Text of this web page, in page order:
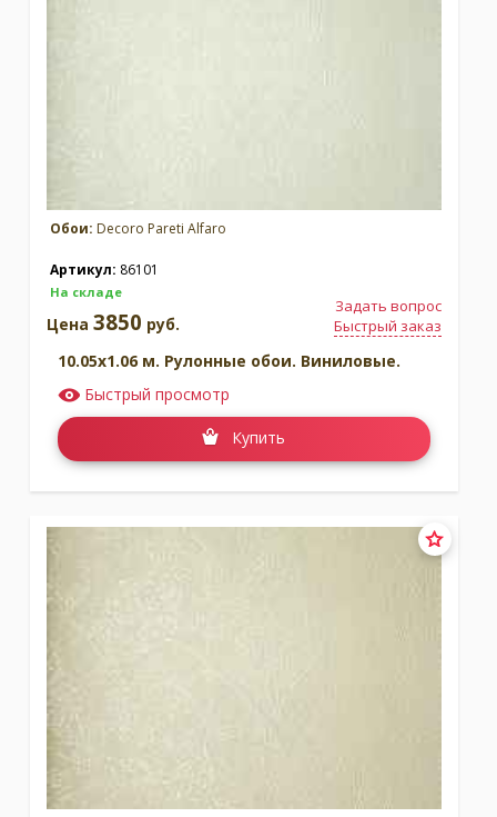
Обои: Decoro Pareti Alfaro
Артикул: 86101
На складе
Задать вопрос
Быстрый заказ
Цена 3850 руб.
10.05x1.06 м. Рулонные обои. Виниловые.
Быстрый просмотр
Купить